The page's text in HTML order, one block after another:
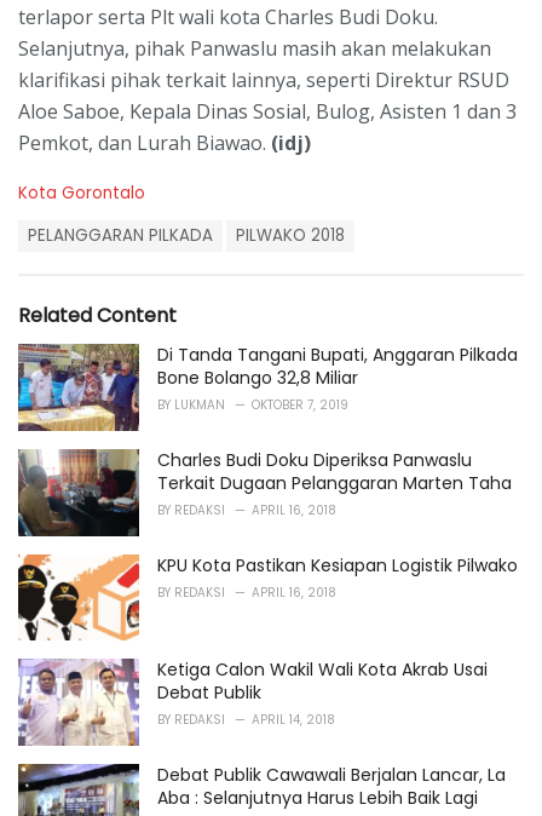
terlapor serta Plt wali kota Charles Budi Doku.
Selanjutnya, pihak Panwaslu masih akan melakukan
klarifikasi pihak terkait lainnya, seperti Direktur RSUD
Aloe Saboe, Kepala Dinas Sosial, Bulog, Asisten 1 dan 3
Pemkot, dan Lurah Biawao. (idj)
C
r
i
e
s
:
Kota Gorontalo
:
PELANGGARAN PILKADA PILWAKO 2018
Related Content
Di Tanda Tangani Bupati, Anggaran Pilkada
Bone Bolango 32,8 Miliar
BY LUKMAN OKTOBER 7, 2019
Charles Budi Doku Diperiksa Panwaslu
Terkait Dugaan Pelanggaran Marten Taha
BY REDAKSI APRIL 16, 2018
KPU Kota Pastikan Kesiapan Logistik Pilwako
BY REDAKSI APRIL 16, 2018
Ketiga Calon Wakil Wali Kota Akrab Usai
Debat Publik
BY REDAKSI APRIL 14, 2018
Debat Publik Cawawali Berjalan Lancar, La
Aba : Selanjutnya Harus Lebih Baik Lagi